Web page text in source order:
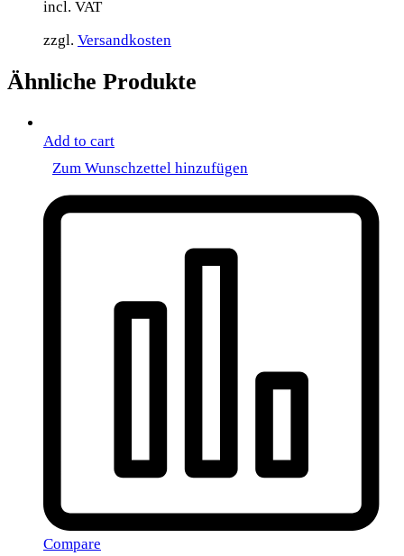
incl. VAT
zzgl. Versandkosten
Ähnliche Produkte
Add to cart
Zum Wunschzettel hinzufügen
Compare